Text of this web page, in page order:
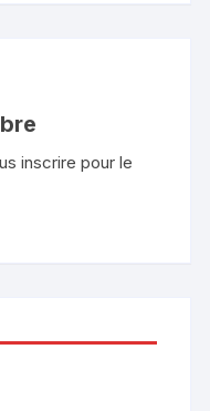
inscrire pour le